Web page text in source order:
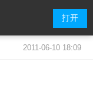
打开
2011-06-10 18:09